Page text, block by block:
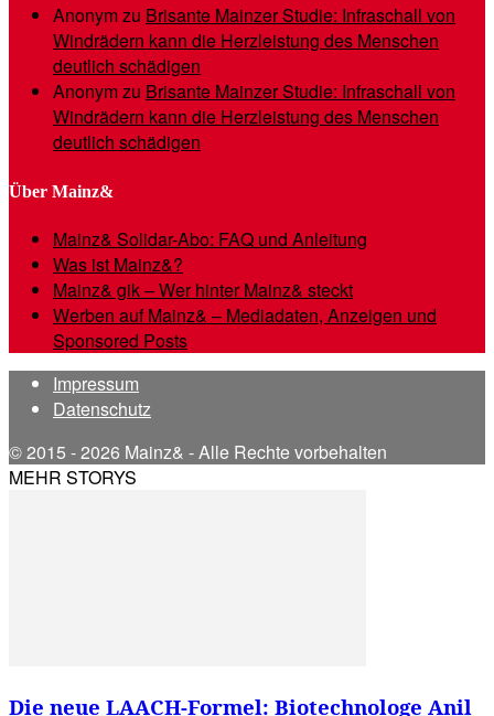
Anonymzu Brisante Mainzer Studie: Infraschall von
Windrädern kann die Herzleistung des Menschen
deutlich schädigen
Anonymzu Brisante Mainzer Studie: Infraschall von
Windrädern kann die Herzleistung des Menschen
deutlich schädigen
Über Mainz&
Mainz& Solidar-Abo: FAQ und Anleitung
Was ist Mainz&?
Mainz& gik – Wer hinter Mainz& steckt
Werben auf Mainz& – Mediadaten, Anzeigen und
Sponsored Posts
Impressum
Datenschutz
© 2015 - 2026 Mainz& - Alle Rechte vorbehalten
MEHR STORYS
Die neue LAACH-Formel: Biotechnologe Anil